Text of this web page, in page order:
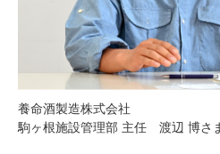
養命酒製造株式会社
駒ヶ根施設管理部 主任 渡辺 博さ